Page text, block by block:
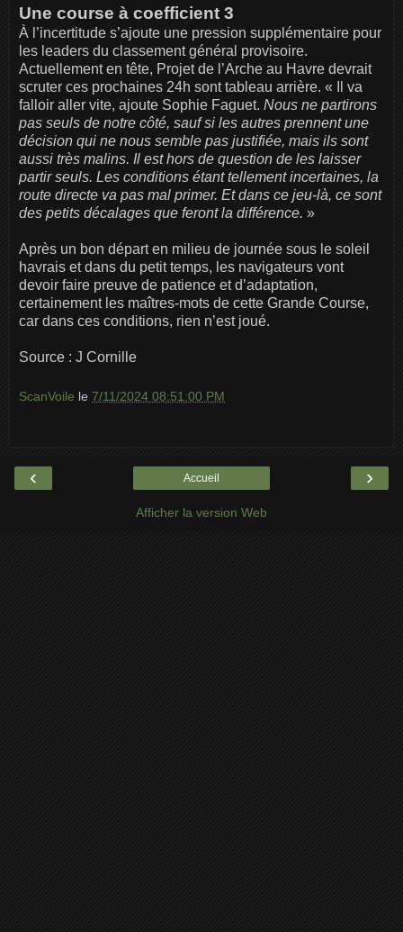
Une course à coefficient 3
À l’incertitude s’ajoute une pression supplémentaire pour
les leaders du classement général provisoire.
Actuellement en tête, Projet de l’Arche au Havre devrait
scruter ces prochaines 24h sont tableau arrière. « Il va
falloir aller vite, ajoute Sophie Faguet. Nous ne partirons
pas seuls de notre côté, sauf si les autres prennent une
décision qui ne nous semble pas justifiée, mais ils sont
aussi très malins. Il est hors de question de les laisser
partir seuls. Les conditions étant tellement incertaines, la
route directe va pas mal primer. Et dans ce jeu-là, ce sont
des petits décalages que feront la différence. »
Après un bon départ en milieu de journée sous le soleil
havrais et dans du petit temps, les navigateurs vont
devoir faire preuve de patience et d’adaptation,
certainement les maîtres-mots de cette Grande Course,
car dans ces conditions, rien n’est joué.
Source : J Cornille
ScanVoile le 7/11/2024 08:51:00 PM
‹ ›
Accueil
Afficher la version Web